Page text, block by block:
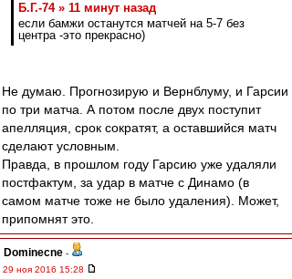
Б.Г.-74 » 11 минут назад
если бамжи останутся матчей на 5-7 без
центра -это прекрасно)
Не думаю. Прогнозирую и Вернблуму, и Гарсии
по три матча. А потом после двух поступит
апелляция, срок сократят, а оставшийся матч
сделают условным.
Правда, в прошлом году Гарсию уже удаляли
постфактум, за удар в матче с Динамо (в
самом матче тоже не было удаления). Может,
припомнят это.
Dominecne -
29 ноя 2016 15:28